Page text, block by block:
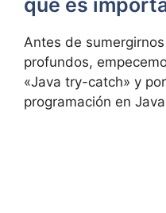
qué es
Antes de
profundos,
«Java try-catch» y
programación en